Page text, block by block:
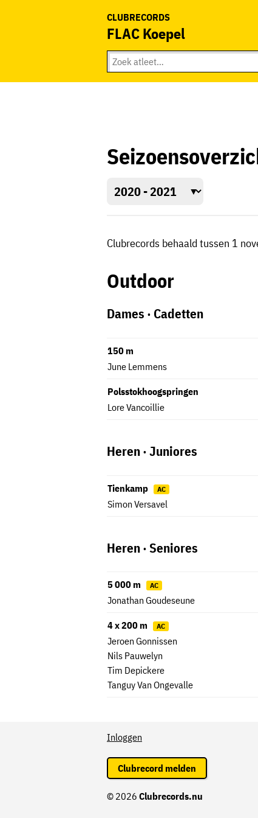
CLUBRECORDS
FLAC Koepel
Clubrecords behaald tussen 1
Outdoor
Dames · Cadetten
150 m
June Lemmens
Polsstokhoogspringen
Lore Vancoillie
Heren · Juniores
Tienkamp AC
Simon Versavel
Heren · Seniores
5 000 m AC
Jonathan Goudeseune
4 x 200 m AC
Jeroen Gonnissen
Nils Pauwelyn
Tim Depickere
Tanguy Van Ongevalle
© 2026 Clubrecords.nu
Inloggen
Clubrecord melden